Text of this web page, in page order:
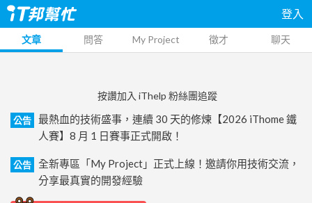
登入
文章 問答 My Project 徵才 聊天
按讚加入 iThelp 粉絲團追蹤
公告
最熱血的技術盛事，連續 30 天的修煉【2026 iThome 鐵
人賽】8 月 1 日賽事正式開啟！
公告
全新專區「My Project」正式上線！邀請你用技術交流，
分享最真實的開發經驗